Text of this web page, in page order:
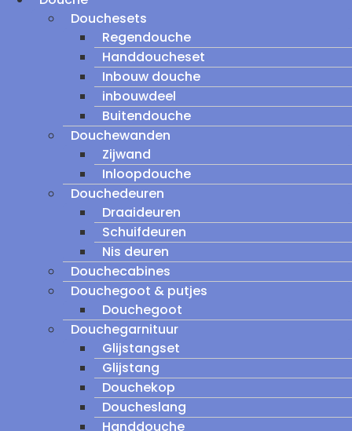
Douchesets
Regendouche
Handdoucheset
Inbouw douche
inbouwdeel
Buitendouche
Douchewanden
Zijwand
Inloopdouche
Douchedeuren
Draaideuren
Schuifdeuren
Nis deuren
Douchecabines
Douchegoot & putjes
Douchegoot
Douchegarnituur
Glijstangset
Glijstang
Douchekop
Doucheslang
Handdouche